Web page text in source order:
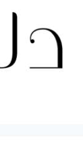
المحتوى